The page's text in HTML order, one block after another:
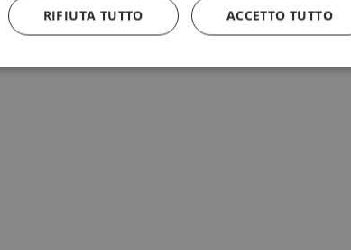
ACCETTO TUTTO
RIFIUTA TUTTO
senza i cookie strettamente necessari.